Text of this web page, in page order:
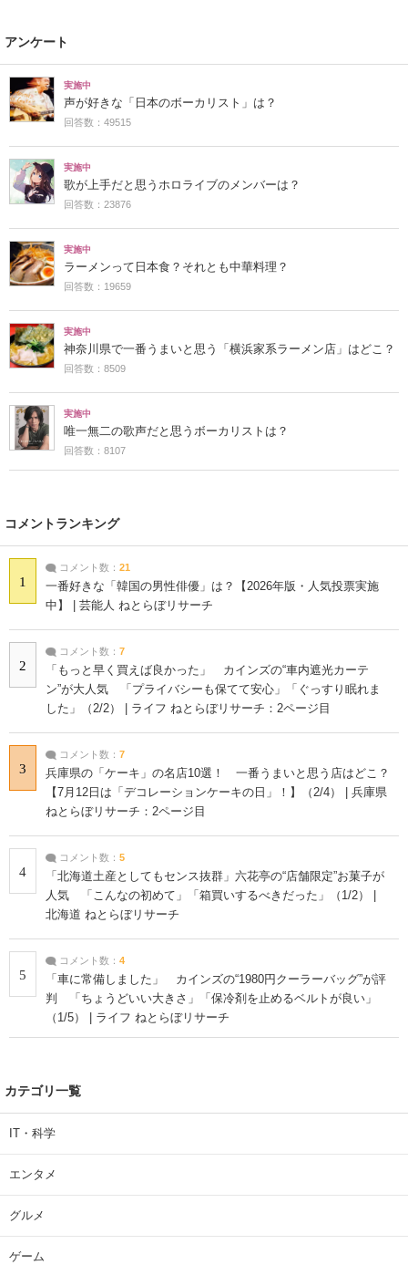
アンケート
実施中
声が好きな「日本のボーカリスト」は？
回答数：49515
実施中
歌が上手だと思うホロライブのメンバーは？
回答数：23876
実施中
ラーメンって日本食？それとも中華料理？
回答数：19659
実施中
神奈川県で一番うまいと思う「横浜家系ラーメン店」はどこ？
回答数：8509
実施中
唯一無二の歌声だと思うボーカリストは？
回答数：8107
コメントランキング
1
コメント数： 21
一番好きな「韓国の男性俳優」は？【2026年版・人気投票実施
中】 | 芸能人 ねとらぼリサーチ
2
コメント数： 7
「もっと早く買えば良かった」 カインズの“車内遮光カーテ
ン”が大人気 「プライバシーも保てて安心」「ぐっすり眠れま
した」（2/2） | ライフ ねとらぼリサーチ：2ページ目
3
コメント数： 7
兵庫県の「ケーキ」の名店10選！ 一番うまいと思う店はどこ？
【7月12日は「デコレーションケーキの日」！】（2/4） | 兵庫県
ねとらぼリサーチ：2ページ目
4
コメント数： 5
「北海道土産としてもセンス抜群」六花亭の“店舗限定”お菓子が
人気 「こんなの初めて」「箱買いするべきだった」（1/2） |
北海道 ねとらぼリサーチ
5
コメント数： 4
「車に常備しました」 カインズの“1980円クーラーバッグ”が評
判 「ちょうどいい大きさ」「保冷剤を止めるベルトが良い」
（1/5） | ライフ ねとらぼリサーチ
カテゴリ一覧
IT・科学
エンタメ
グルメ
ゲーム